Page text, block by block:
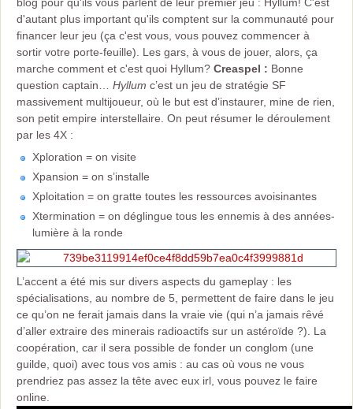
d'autant plus important qu'ils comptent sur la communauté pour
financer leur jeu (ça c'est vous, vous pouvez commencer à
sortir votre porte-feuille). Les gars, à vous de jouer, alors, ça
marche comment et c'est quoi Hyllum? Creaspel : Bonne
question captain… Hyllum c’est un jeu de stratégie SF
massivement multijoueur, où le but est d’instaurer, mine de rien,
son petit empire interstellaire. On peut résumer le déroulement
par les 4X :
Xploration = on visite
Xpansion = on s’installe
Xploitation = on gratte toutes les ressources avoisinantes
Xtermination = on déglingue tous les ennemis à des années-
lumière à la ronde
L’accent a été mis sur divers aspects du gameplay : les
spécialisations, au nombre de 5, permettent de faire dans le jeu
ce qu’on ne ferait jamais dans la vraie vie (qui n’a jamais rêvé
d’aller extraire des minerais radioactifs sur un astéroïde ?). La
coopération, car il sera possible de fonder un conglom (une
guilde, quoi) avec tous vos amis : au cas où vous ne vous
prendriez pas assez la tête avec eux irl, vous pouvez le faire
online.